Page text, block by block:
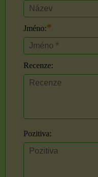
Jméno:*
Recenze:
Pozitiva: